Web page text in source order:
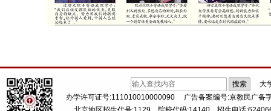
搜索
大
办学许可证号:111010010000090 广告备案编号:京教民广备